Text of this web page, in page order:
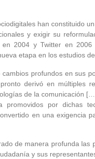
han constituido
y exigir su
2004 y Twitter en
etapa en los estudios
profundos en sus
derivó en múltiples
de la comunicación
promovidos por dichas
en una exigencia
de manera profunda
y sus